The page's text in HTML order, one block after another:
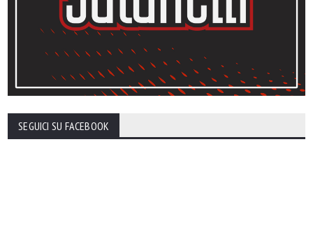
SEGUICI SU FACEBOOK